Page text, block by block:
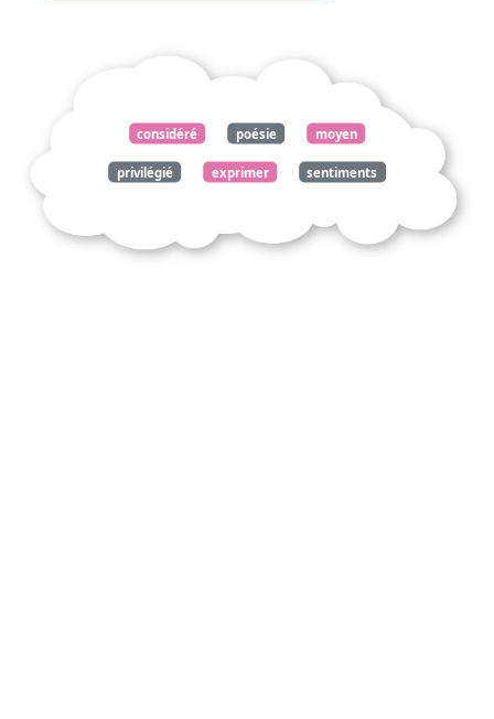
considéré poésie moyen
privilégié exprimer sentiments